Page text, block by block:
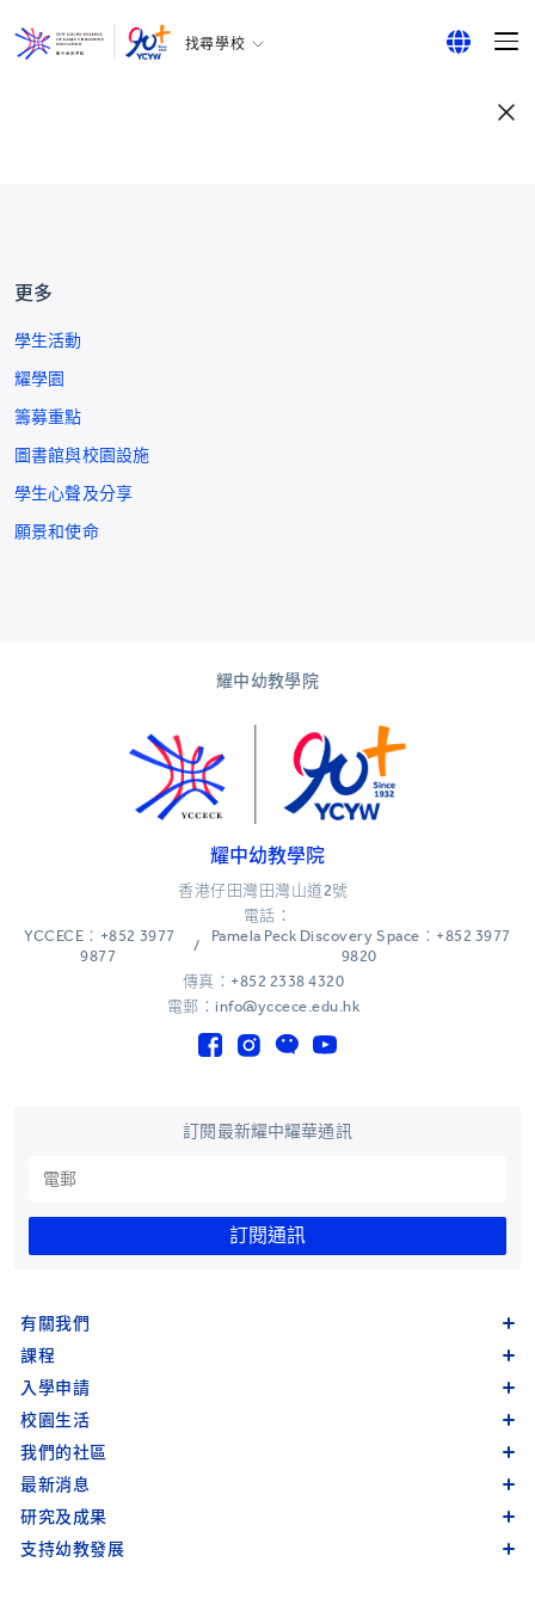
找尋學校
更多
學生活動
耀學園
籌募重點
圖書館與校園設施
學生心聲及分享
願景和使命
耀中幼教學院
耀中幼教學院
香港仔田灣田灣山道2號
電話：
YCCECE：+852 3977
9877
/
Pamela Peck Discovery Space：+852 3977
9820
傳真：+852 2338 4320
電郵：info@yccece.edu.hk
訂閱最新耀中耀華通訊
訂閱通訊
有關我們
課程
入學申請
校園生活
我們的社區
最新消息
研究及成果
支持幼教發展